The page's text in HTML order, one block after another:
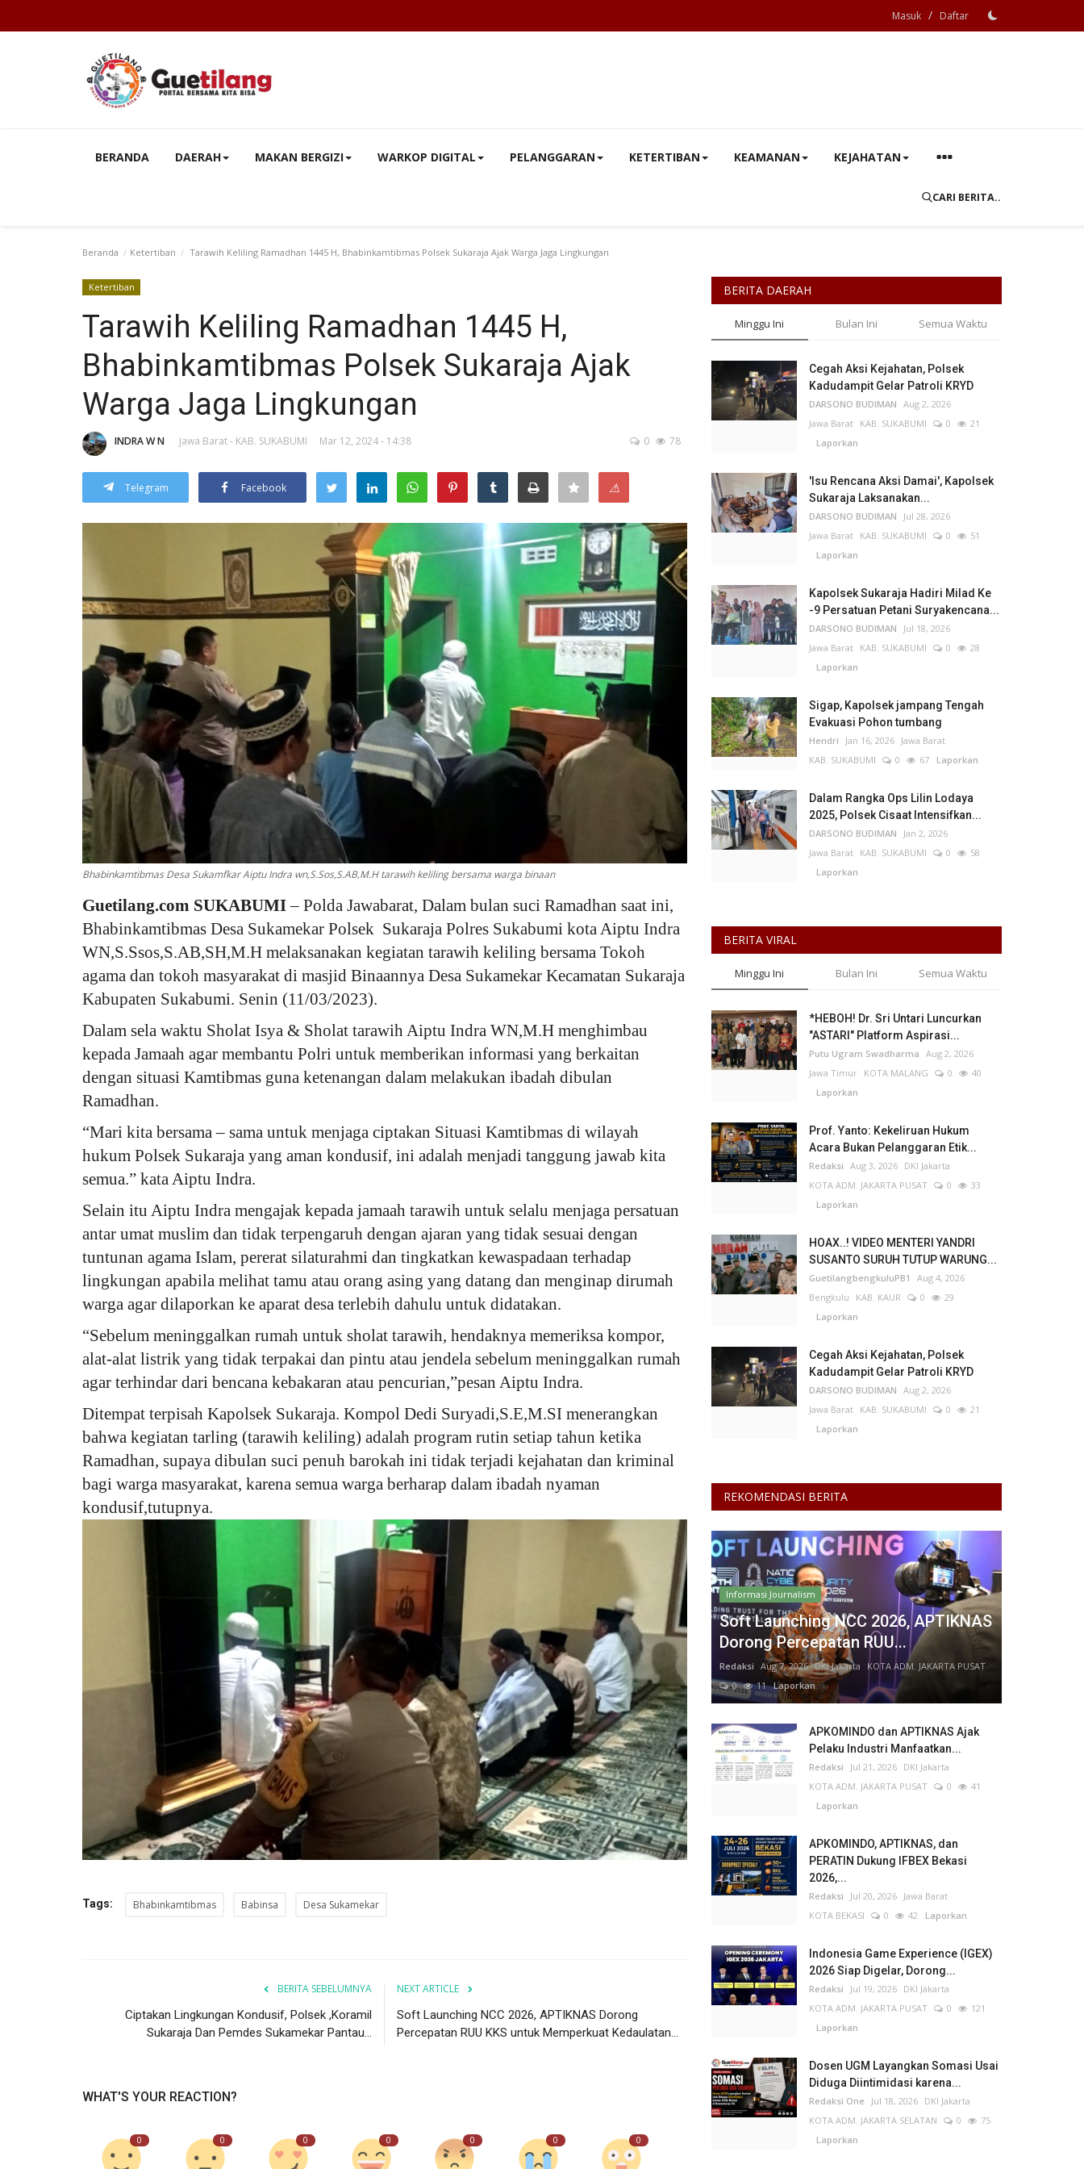
Masuk / Daftar
BERANDA DAERAH MAKAN BERGIZI WARKOP DIGITAL PELANGGARAN KETERTIBAN KEAMANAN KEJAHATAN
CARI BERITA..
Beranda Ketertiban Tarawih Keliling Ramadhan 1445 H, Bhabinkamtibmas Polsek Sukaraja Ajak Warga Jaga Lingkungan
Ketertiban
Tarawih Keliling Ramadhan 1445 H,
Bhabinkamtibmas Polsek Sukaraja Ajak
Warga Jaga Lingkungan
INDRA W N Jawa Barat - KAB. SUKABUMI Mar 12, 2024 - 14:38 0 78
Telegram Facebook ⚠
Bhabinkamtibmas Desa Sukamfkar Aiptu Indra wn,S.Sos,S.AB,M.H tarawih keliling bersama warga binaan
Guetilang.com SUKABUMI– Polda Jawabarat, Dalam bulan suci Ramadhan saat ini,
Bhabinkamtibmas Desa Sukamekar Polsek Sukaraja Polres Sukabumi kota Aiptu Indra
WN,S.Ssos,S.AB,SH,M.H melaksanakan kegiatan tarawih keliling bersama Tokoh
agama dan tokoh masyarakat di masjid Binaannya Desa Sukamekar Kecamatan Sukaraja
Kabupaten Sukabumi. Senin (11/03/2023).
Dalam sela waktu Sholat Isya & Sholat tarawih Aiptu Indra WN,M.H menghimbau
kepada Jamaah agar membantu Polri untuk memberikan informasi yang berkaitan
dengan situasi Kamtibmas guna ketenangan dalam melakukan ibadah dibulan
Ramadhan.
“Mari kita bersama – sama untuk menjaga ciptakan Situasi Kamtibmas di wilayah
hukum Polsek Sukaraja yang aman kondusif, ini adalah menjadi tanggung jawab kita
semua.” kata Aiptu Indra.
Selain itu Aiptu Indra mengajak kepada jamaah tarawih untuk selalu menjaga persatuan
antar umat muslim dan tidak terpengaruh dengan ajaran yang tidak sesuai dengan
tuntunan agama Islam, pererat silaturahmi dan tingkatkan kewaspadaan terhadap
lingkungan apabila melihat tamu atau orang asing yang datang dan menginap dirumah
warga agar dilaporkan ke aparat desa terlebih dahulu untuk didatakan.
“Sebelum meninggalkan rumah untuk sholat tarawih, hendaknya memeriksa kompor,
alat-alat listrik yang tidak terpakai dan pintu atau jendela sebelum meninggalkan rumah
agar terhindar dari bencana kebakaran atau pencurian,”pesan Aiptu Indra.
Ditempat terpisah Kapolsek Sukaraja. Kompol Dedi Suryadi,S.E,M.SI menerangkan
bahwa kegiatan tarling (tarawih keliling) adalah program rutin setiap tahun ketika
Ramadhan, supaya dibulan suci penuh barokah ini tidak terjadi kejahatan dan kriminal
bagi warga masyarakat, karena semua warga berharap dalam ibadah nyaman
kondusif,tutupnya.
Tags: Bhabinkamtibmas Babinsa Desa Sukamekar
BERITA SEBELUMNYA
Ciptakan Lingkungan Kondusif, Polsek ,Koramil
Sukaraja Dan Pemdes Sukamekar Pantau...
NEXT ARTICLE
Soft Launching NCC 2026, APTIKNAS Dorong
Percepatan RUU KKS untuk Memperkuat Kedaulatan...
WHAT'S YOUR REACTION?
0 0 0 0 0 0 0
BERITA DAERAH
Minggu Ini Bulan Ini Semua Waktu
Cegah Aksi Kejahatan, Polsek
Kadudampit Gelar Patroli KRYD
DARSONO BUDIMAN Aug 2, 2026
Jawa Barat KAB. SUKABUMI 0
21
Laporkan
'Isu Rencana Aksi Damai', Kapolsek
Sukaraja Laksanakan...
DARSONO BUDIMAN
Jul 28, 2026
Jawa Barat KAB. SUKABUMI 0
51
Laporkan
Kapolsek Sukaraja Hadiri Milad Ke
-9 Persatuan Petani Suryakencana...
DARSONO BUDIMAN
Jul 18, 2026
Jawa Barat KAB. SUKABUMI 0
28
Laporkan
Sigap, Kapolsek jampang Tengah
Evakuasi Pohon tumbang
Hendri Jan 16, 2026 Jawa Barat
KAB. SUKABUMI
0 67 Laporkan
Dalam Rangka Ops Lilin Lodaya
2025, Polsek Cisaat Intensifkan...
DARSONO BUDIMAN
Jan 2, 2026
Jawa Barat KAB. SUKABUMI 0
58
Laporkan
BERITA VIRAL
Minggu Ini Bulan Ini Semua Waktu
*HEBOH! Dr. Sri Untari Luncurkan
"ASTARI" Platform Aspirasi...
Putu Ugram Swadharma Aug 2, 2026
Jawa Timur KOTA MALANG 0
40
Laporkan
Prof. Yanto: Kekeliruan Hukum
Acara Bukan Pelanggaran Etik...
Redaksi Aug 3, 2026 DKI Jakarta
KOTA ADM. JAKARTA PUSAT
0
33
Laporkan
HOAX..! VIDEO MENTERI YANDRI
SUSANTO SURUH TUTUP WARUNG...
GuetilangbengkuluPB1
Aug 4, 2026
Bengkulu
KAB. KAUR 0
29
Laporkan
Cegah Aksi Kejahatan, Polsek
Kadudampit Gelar Patroli KRYD
DARSONO BUDIMAN Aug 2, 2026
Jawa Barat KAB. SUKABUMI 0
21
Laporkan
REKOMENDASI BERITA
Informasi Journalism
Soft Launching NCC 2026, APTIKNAS
Dorong Percepatan RUU...
Redaksi Aug 7, 2026 DKI Jakarta
KOTA ADM. JAKARTA PUSAT
0
11Laporkan
APKOMINDO dan APTIKNAS Ajak
Pelaku Industri Manfaatkan...
Redaksi Jul 21, 2026 DKI Jakarta
KOTA ADM. JAKARTA PUSAT
0
41
Laporkan
APKOMINDO, APTIKNAS, dan
PERATIN Dukung IFBEX Bekasi
2026,...
Redaksi Jul 20, 2026 Jawa Barat
KOTA BEKASI
0 42 Laporkan
Indonesia Game Experience (IGEX)
2026 Siap Digelar, Dorong...
Redaksi Jul 19, 2026 DKI Jakarta
KOTA ADM. JAKARTA PUSAT
0
121
Laporkan
Dosen UGM Layangkan Somasi Usai
Diduga Diintimidasi karena...
Redaksi One Jul 18, 2026 DKI Jakarta
KOTA ADM. JAKARTA SELATAN
0
75
Laporkan